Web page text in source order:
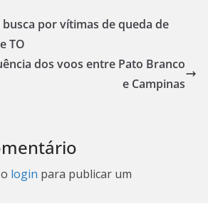
por vítimas de queda de
TO
dos voos entre Pato Branco
e Campinas
login para publicar um